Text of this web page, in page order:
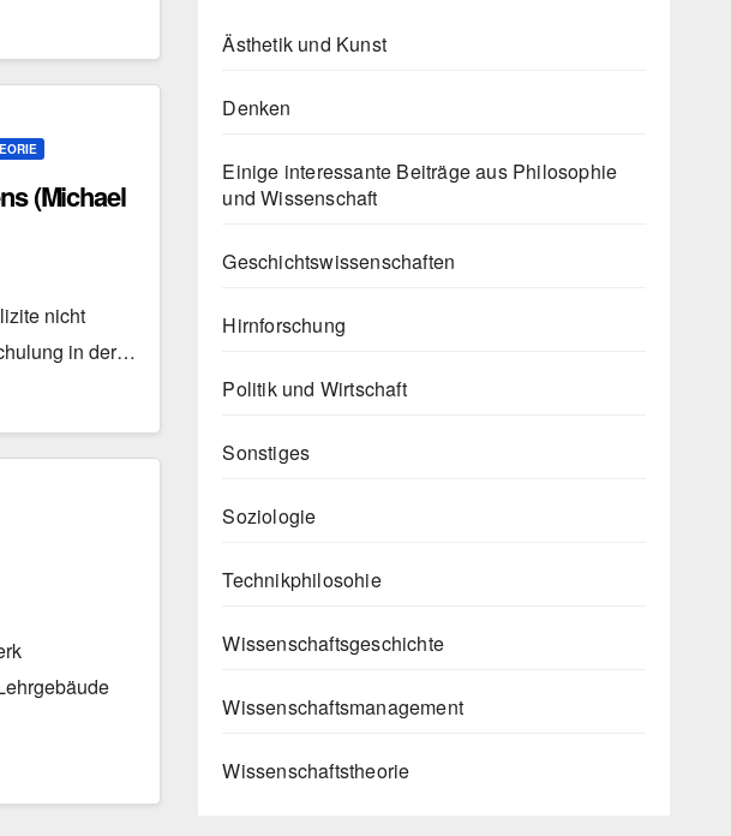
(Michael
nicht
in der…
Ästhetik und Kunst
Denken
Einige interessante Beiträge aus Philosophie
und Wissenschaft
Geschichtswissenschaften
Hirnforschung
Politik und Wirtschaft
Sonstiges
Soziologie
Technikphilosohie
Wissenschaftsgeschichte
Wissenschaftsmanagement
Wissenschaftstheorie